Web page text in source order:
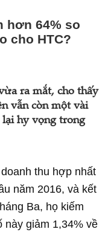
hơn 64% so
cho HTC?
ra mắt, cho thấy
vẫn còn một vài
hy vọng trong
thu hợp nhất
năm 2016, và kết
Ba, họ kiếm
này giảm 1,34% về